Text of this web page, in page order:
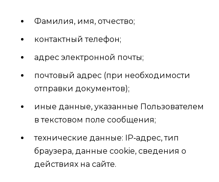
Фамилия, имя, отчество;
контактный телефон;
адрес электронной почты;
почтовый адрес (при необходимости
отправки документов);
иные данные, указанные Пользователем
в текстовом поле сообщения;
технические данные: IP‑адрес, тип
браузера, данные cookie, сведения о
действиях на сайте.